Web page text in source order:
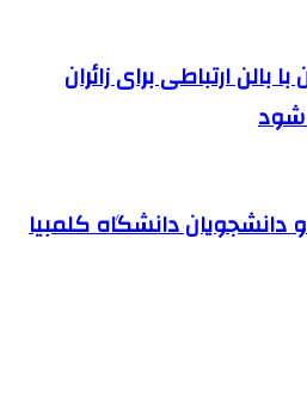
بالن ارتباطی برای زائران
شود
دانشجویان دانشگاه کلمبیا